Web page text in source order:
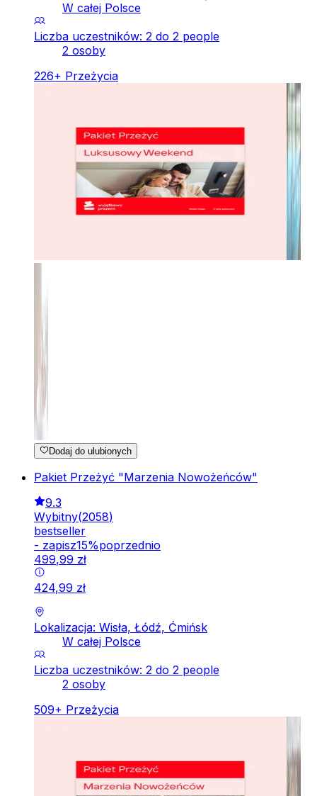
W całej Polsce
Liczba uczestników: 2 do 2 people
2 osoby
226+ Przeżycia
Dodaj do ulubionych
Pakiet Przeżyć "Marzenia Nowożeńców"
9.3
Wybitny(2058)
bestseller
- zapisz15%poprzednio
499,99 zł
424,99 zł
Lokalizacja: Wisła, Łódź, Ćmińsk
W całej Polsce
Liczba uczestników: 2 do 2 people
2 osoby
509+ Przeżycia